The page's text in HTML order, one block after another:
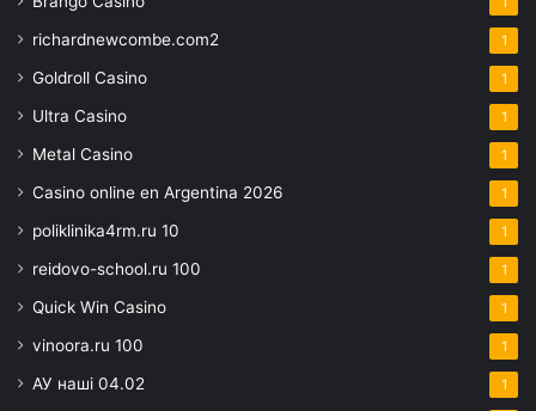
richardnewcombe.com2 1
Goldroll Casino 1
Ultra Casino 1
Metal Casino 1
Casino online en Argentina 2026 1
poliklinika4rm.ru 10 1
reidovo-school.ru 100 1
Quick Win Casino 1
vinoora.ru 100 1
АУ наші 04.02 1